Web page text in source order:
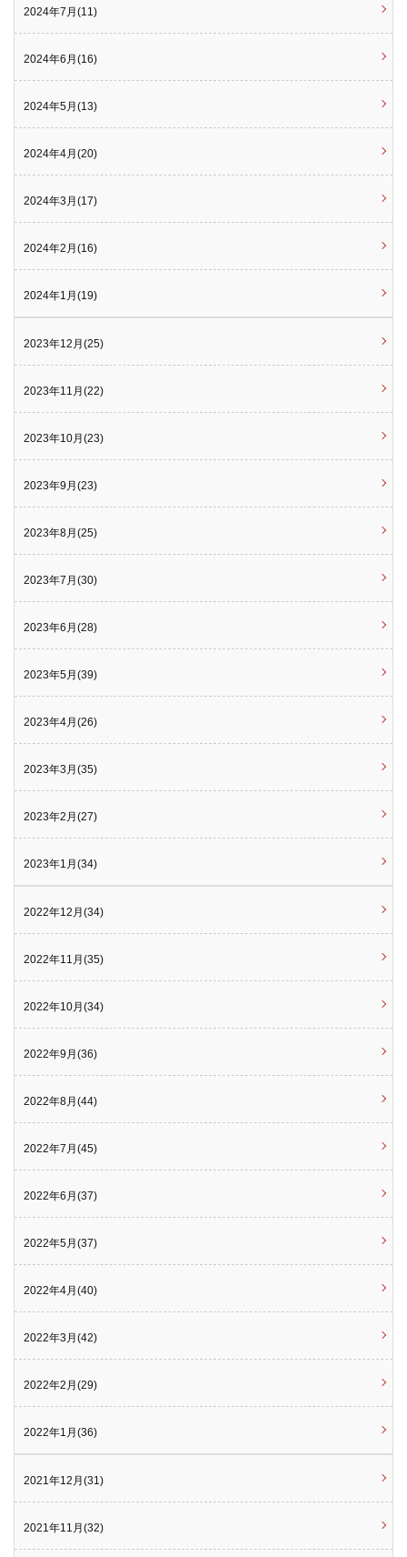
2024年7月(11)
2024年6月(16)
2024年5月(13)
2024年4月(20)
2024年3月(17)
2024年2月(16)
2024年1月(19)
2023年12月(25)
2023年11月(22)
2023年10月(23)
2023年9月(23)
2023年8月(25)
2023年7月(30)
2023年6月(28)
2023年5月(39)
2023年4月(26)
2023年3月(35)
2023年2月(27)
2023年1月(34)
2022年12月(34)
2022年11月(35)
2022年10月(34)
2022年9月(36)
2022年8月(44)
2022年7月(45)
2022年6月(37)
2022年5月(37)
2022年4月(40)
2022年3月(42)
2022年2月(29)
2022年1月(36)
2021年12月(31)
2021年11月(32)